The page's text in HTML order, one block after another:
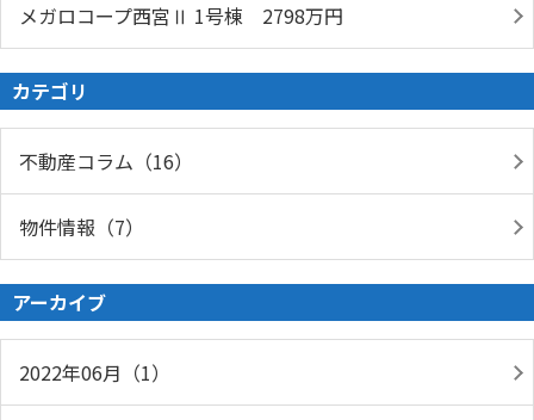
メガロコープ西宮Ⅱ 1号棟 2798万円
カテゴリ
不動産コラム（16）
物件情報（7）
アーカイブ
2022年06月（1）